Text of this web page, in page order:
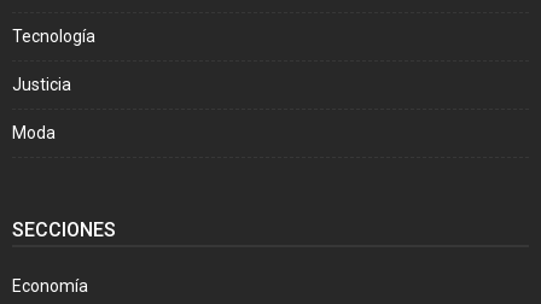
Tecnología
Justicia
Moda
SECCIONES
Economía